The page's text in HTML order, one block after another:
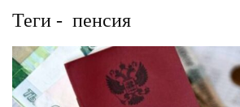
Теги - пенсия